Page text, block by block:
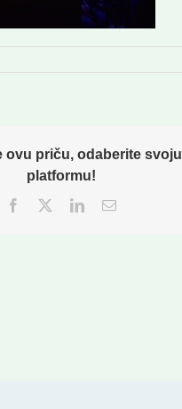
ovu priču, odaberite svoju
platformu!
Facebook
TwitterLinkedInEmail: